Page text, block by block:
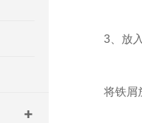
3、放入
将铁屑放